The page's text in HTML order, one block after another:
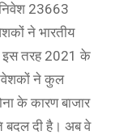
23663
ने भारतीय
इस तरह 2021 के
ने कुल
के कारण बाजार
बदल दी है। अब वे